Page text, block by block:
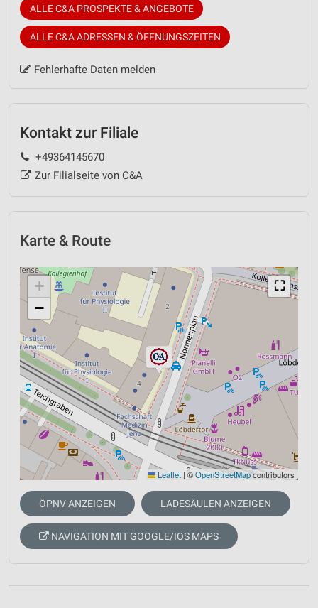
ALLE C&A PROSPEKTE & ANGEBOTE
ALLE C&A ADRESSEN & ÖFFNUNGSZEITEN
Fehlerhafte Daten melden
Kontakt zur Filiale
+49364145670
Zur Filialseite von C&A
Karte & Route
⛶
+
−
Leaflet |©OpenStreetMapcontributors
ÖPNV ANZEIGEN LADESÄULEN ANZEIGEN
NAVIGATION MIT GOOGLE/IOS MAPS